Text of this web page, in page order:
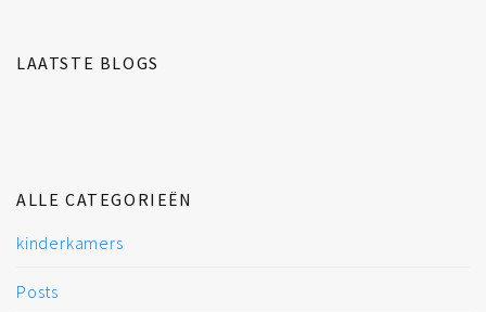
LAATSTE BLOGS
ALLE CATEGORIEËN
kinderkamers
Posts